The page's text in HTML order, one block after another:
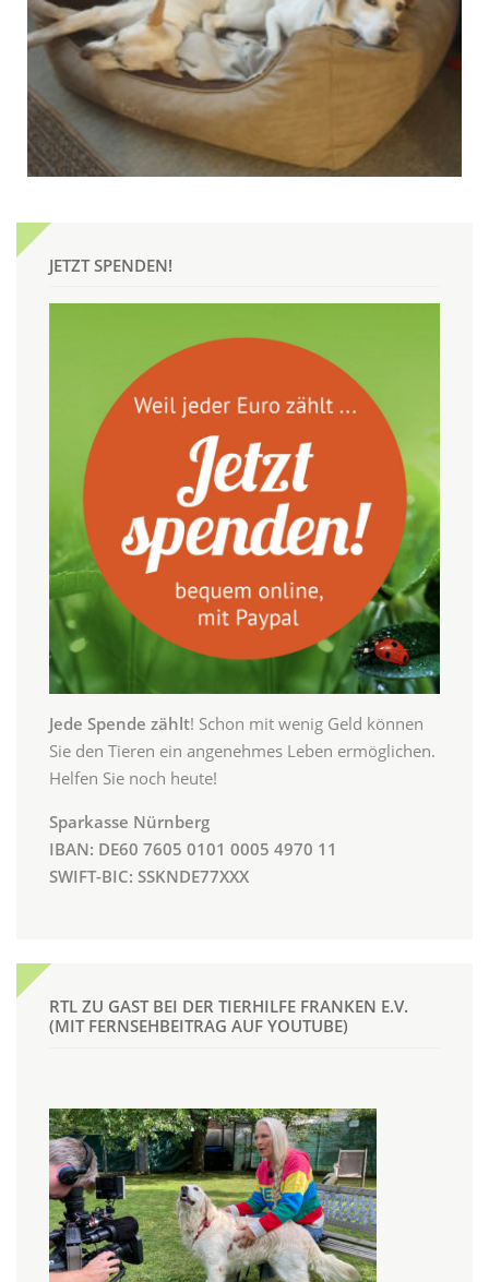
JETZT SPENDEN!
Jede Spende zählt! Schon mit wenig Geld können
Sie den Tieren ein angenehmes Leben ermöglichen.
Helfen Sie noch heute!
Sparkasse Nürnberg
IBAN: DE60 7605 0101 0005 4970 11
SWIFT-BIC: SSKNDE77XXX
RTL ZU GAST BEI DER TIERHILFE FRANKEN E.V.
(MIT FERNSEHBEITRAG AUF YOUTUBE)